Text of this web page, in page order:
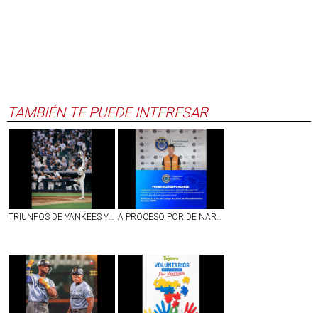
TAMBIÉN TE PUEDE INTERESAR
TRIUNFOS DE YANKEES Y BOSTON EN LA JORNADA DEL LUNES EN LAS GRANDES LIGAS A PROCESO POR DE NARCOMENUDEO SUJETO DETENIDO EN EJIDO DE PEÑUELAS, AGS